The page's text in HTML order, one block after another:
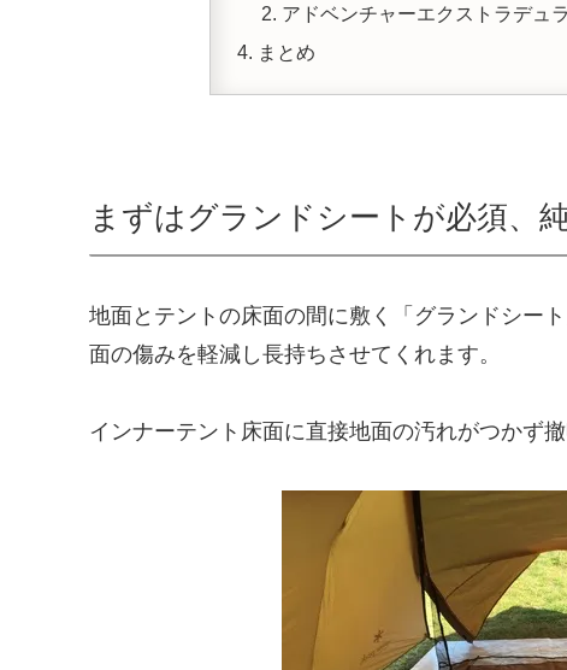
アドベンチャーエクストラデュ
まとめ
まずはグランドシートが必須、
地面とテントの床面の間に敷く「グランドシー
面の傷みを軽減し長持ちさせてくれます。
インナーテント床面に直接地面の汚れがつかず